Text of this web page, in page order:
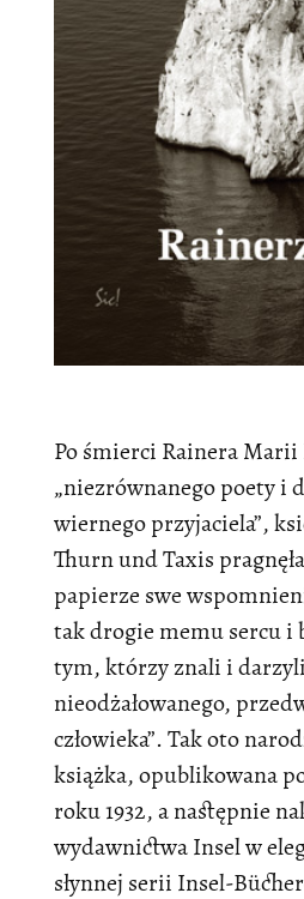
Po śmierci Rainera Marii
„niezrównanego poety i
wiernego przyjaciela”,
Thurn und Taxis
papierze swe
tak drogie memu sercu i
tym, którzy znali i
nieodżałowanego,
człowieka”. Tak oto
książka, opublikowana
roku 1932, a następnie
wydawnictwa Insel w
słynnej serii Insel-